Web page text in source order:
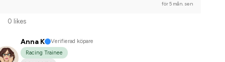
för 5 mån. sen
0 likes
Anna K
Verifierad köpare
Racing Trainee